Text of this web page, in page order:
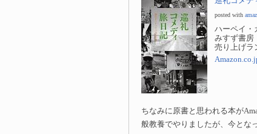
posted with
ハーペイ・
みすず書房
売り上げラ
ちなみに原書と思われる本が
般教養でやりましたが、今とな